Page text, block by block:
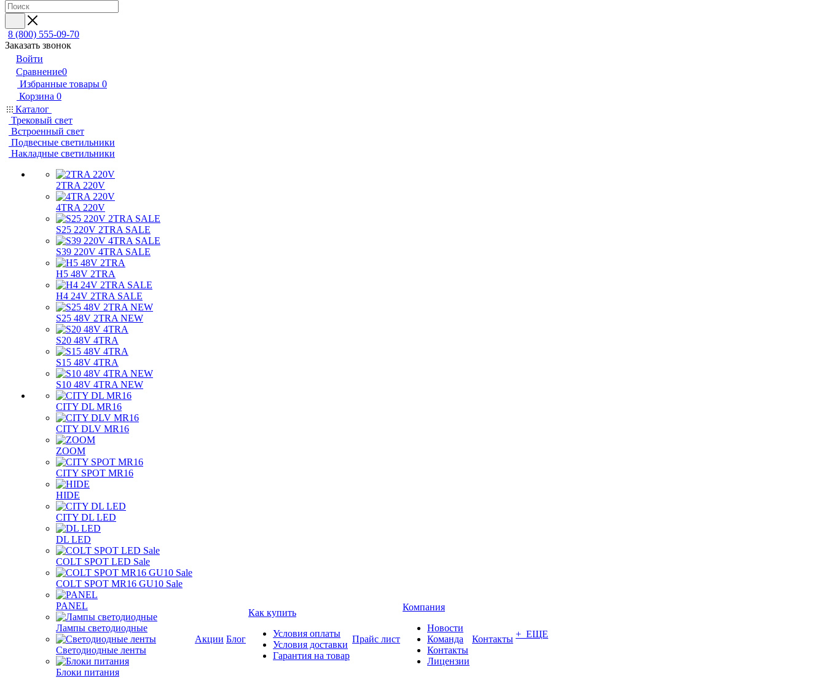
8 (800) 555-09-70
Заказать звонок
Войти
Сравнение0
Избранные товары 0
Корзина 0
Каталог
Трековый свет
Встроенный свет
Подвесные светильники
Накладные светильники
2TRA 220V
4TRA 220V
S25 220V 2TRA SALE
S39 220V 4TRA SALE
H5 48V 2TRA
H4 24V 2TRA SALE
S25 48V 2TRA NEW
S20 48V 4TRA
S15 48V 4TRA
S10 48V 4TRA NEW
CITY DL MR16
CITY DLV MR16
ZOOM
CITY SPOT MR16
HIDE
CITY DL LED
DL LED
COLT SPOT LED Sale
COLT SPOT MR16 GU10 Sale
PANEL
Лампы светодиодные
Светодиодные ленты
Блоки питания
Акции Блог
Как купить
Условия оплаты
Условия доставки
Гарантия на товар
Прайс лист
Компания
Новости
Команда
Контакты
Лицензии
Контакты + ЕЩЕ